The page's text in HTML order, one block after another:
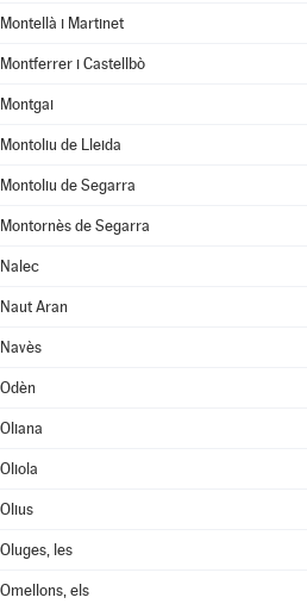
Montellà i Martinet
Montferrer i Castellbò
Montgai
Montoliu de Lleida
Montoliu de Segarra
Montornès de Segarra
Nalec
Naut Aran
Navès
Odèn
Oliana
Oliola
Olius
Oluges, les
Omellons, els